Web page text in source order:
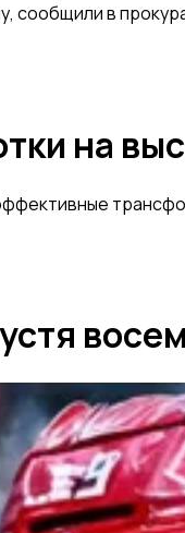
в
на